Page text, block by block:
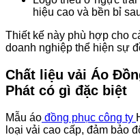
hiệu cao và bền bỉ
Thiết kế này phù hợp cho
doanh nghiệp thể hiện sự
Chất liệu vải Áo
Phát có gì đặc biệt
Mẫu áo đồng phục công ty
loại vải cao cấp, đảm bảo